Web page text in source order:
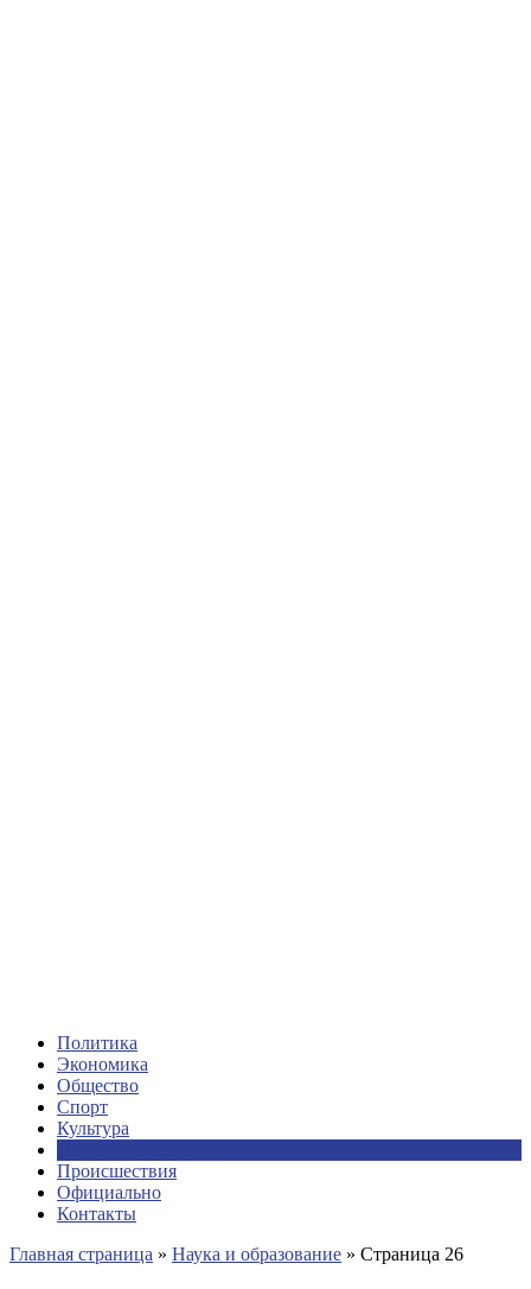
Политика
Экономика
Общество
Спорт
Культура
Происшествия
Официально
Контакты
Главная страница » Наука и образование » Страница 26